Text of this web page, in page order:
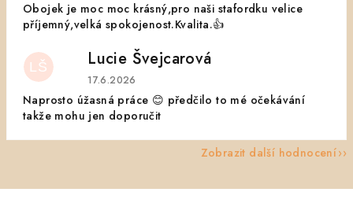
Obojek je moc moc krásný,pro naši stafordku velice
příjemný,velká spokojenost.Kvalita.👍
LŠ Lucie Švejcarová
Hodnocení obchodu je 5 z 5 hvězdiček.
17.6.2026
Naprosto úžasná práce 😊 předčilo to mé očekávání
takže mohu jen doporučit
Zobrazit další hodnocení